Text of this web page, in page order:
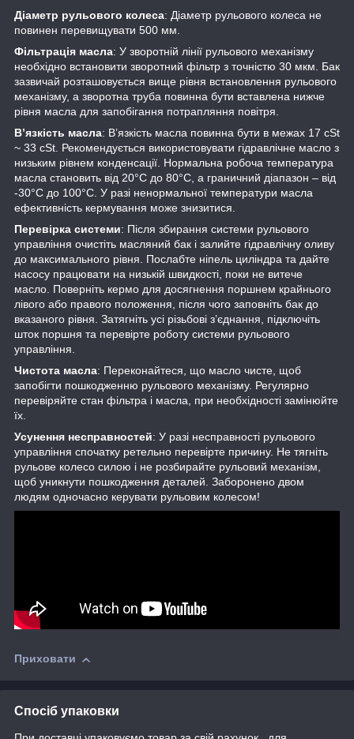
Діаметр рульового колеса: Діаметр рульового колеса не
повинен перевищувати 500 мм.
Фільтрація масла: У зворотній лінії рульового механізму
необхідно встановити зворотний фільтр з точністю 30 мкм. Бак
зазвичай розташовується вище рівня встановлення рульового
механізму, а зворотна труба повинна бути вставлена ​​нижче
рівня масла для запобігання потрапляння повітря.
В’язкість масла: В’язкість масла повинна бути в межах 17 cSt
~ 33 cSt. Рекомендується використовувати гідравлічне масло з
низьким рівнем конденсації. Нормальна робоча температура
масла становить від 20°C до 80°C, а граничний діапазон – від
-30°C до 100°C. У разі ненормальної температури масла
ефективність кермування може знизитися.
Перевірка системи: Після збирання системи рульового
управління очистіть масляний бак і залийте гідравлічну оливу
до максимального рівня. Послабте ніпель циліндра та дайте
насосу працювати на низькій швидкості, поки не витече
масло. Поверніть кермо для досягнення поршнем крайнього
лівого або правого положення, після чого заповніть бак до
вказаного рівня. Затягніть усі різьбові з’єднання, підключіть
шток поршня та перевірте роботу системи рульового
управління.
Чистота масла: Переконайтеся, що масло чисте, щоб
запобігти пошкодженню рульового механізму. Регулярно
перевіряйте стан фільтра і масла, при необхідності замінюйте
їх.
Усунення несправностей: У разі несправності рульового
управління спочатку ретельно перевірте причину. Не тягніть
рульове колесо силою і не розбирайте рульовий механізм,
щоб уникнути пошкодження деталей. Заборонено двом
людям одночасно керувати рульовим колесом!
Приховати
Спосіб упаковки